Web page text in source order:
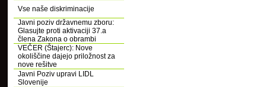
Vse naše diskriminacije
Javni poziv državnemu zboru:
Glasujte proti aktivaciji 37.a
člena Zakona o obrambi
VEČER (Štajerc): Nove
okoliščine dajejo priložnost za
nove rešitve
Javni Poziv upravi LIDL
Slovenije